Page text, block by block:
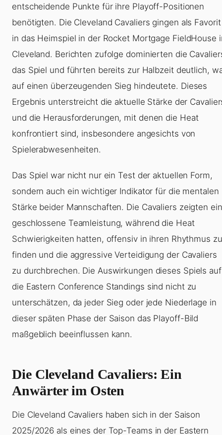
entscheidende Punkte für ihre Playoff-Positionen
benötigten. Die Cleveland Cavaliers gingen als Favorit
in das Heimspiel in der Rocket Mortgage FieldHouse
Cleveland. Berichten zufolge dominierten die
das Spiel und führten bereits zur Halbzeit deutlich,
auf einen überzeugenden Sieg hindeutete. Dieses
Ergebnis unterstreicht die aktuelle Stärke der
und die Herausforderungen, mit denen die Heat
konfrontiert sind, insbesondere angesichts von
Spielerabwesenheiten.
Das Spiel war nicht nur ein Test der aktuellen Form,
sondern auch ein wichtiger Indikator für die mentalen
Stärke beider Mannschaften. Die Cavaliers zeigten
geschlossene Teamleistung, während die Heat
Schwierigkeiten hatten, offensiv in ihren Rhythmus zu
finden und die aggressive Verteidigung der Cavaliers
zu durchbrechen. Die Auswirkungen dieses Spiels auf
die Eastern Conference Standings sind nicht zu
unterschätzen, da jeder Sieg oder jede Niederlage in
dieser späten Phase der Saison das Playoff-Bild
maßgeblich beeinflussen kann.
Die Cleveland Cavaliers: Ein
Anwärter im Osten
Die Cleveland Cavaliers haben sich in der Saison
2025/2026 als eines der Top-Teams in der Eastern